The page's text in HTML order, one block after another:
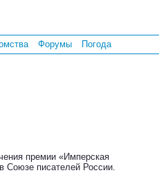
Форумы Погода
премии «Имперская
Союзе писателей России.